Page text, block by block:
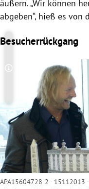
äußern. „Wir können
abgeben“, hieß es von
Besucherrückgang
Copyright-Hinweis
APA15604728-2 - 15112013 -